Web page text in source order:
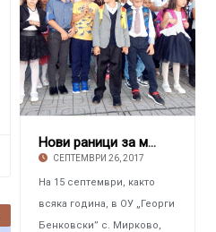
Нови раници за мирковските ученици
СЕПТЕМВРИ 26, 2017
На 15 септември, както
всяка година, в ОУ „Георги
Бенковски” с. Мирково,